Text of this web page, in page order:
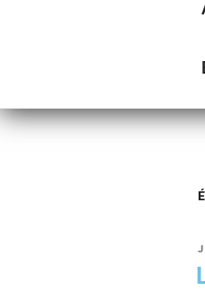
COMITÉ
Fontainebleau en lien